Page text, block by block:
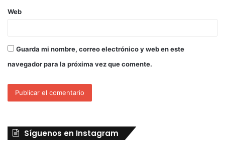
Web
Guarda mi nombre, correo electrónico y web en este
navegador para la próxima vez que comente.
Síguenos en Instagram